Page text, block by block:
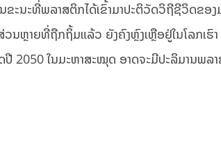
ະນະທີ່ພລາສຕິກໄດ້ເຂົ້າມາປະຕິວັດວິຖີຊີວິດຂອງ
ຫຼາຍທີ່ຖືກຖິ້ມແລ້ວ ຍັງຄົງຫຼົງເຫຼືອຢູ່ໃນໂລກເຮົາ
2050 ໃນມະຫາສະໝຸດ ອາດ​ຈະ​ມີ​ປະລິມານພລ